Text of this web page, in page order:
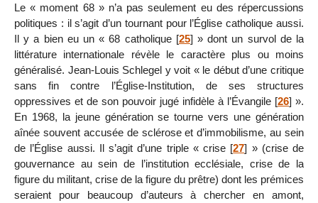
Le « moment 68 » n’a pas seulement eu des répercussions
politiques : il s’agit d’un tournant pour l’Église catholique aussi.
Il y a bien eu un « 68 catholique[25] » dont un survol de la
littérature internationale révèle le caractère plus ou moins
généralisé. Jean-Louis Schlegel y voit « le début d’une critique
sans fin contre l’Église-Institution, de ses structures
oppressives et de son pouvoir jugé infidèle à l’Évangile [26] ».
En 1968, la jeune génération se tourne vers une génération
aînée souvent accusée de sclérose et d’immobilisme, au sein
de l’Église aussi. Il s’agit d’une triple « crise [27] » (crise de
gouvernance au sein de l’institution ecclésiale, crise de la
figure du militant, crise de la figure du prêtre) dont les prémices
seraient pour beaucoup d’auteurs à chercher en amont,